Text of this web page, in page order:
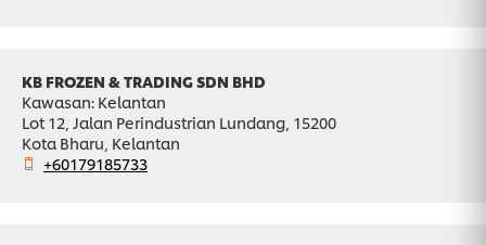
KB FROZEN & TRADING SDN BHD
Kawasan: Kelantan
Lot 12, Jalan Perindustrian Lundang, 15200
Kota Bharu, Kelantan
+60179185733